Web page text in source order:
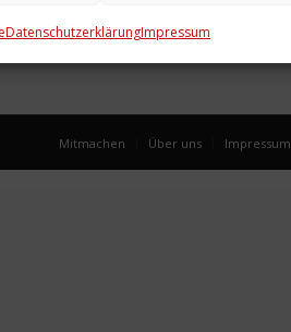
DatenschutzerklärungImpressum
Mitmachen Über uns Impressum